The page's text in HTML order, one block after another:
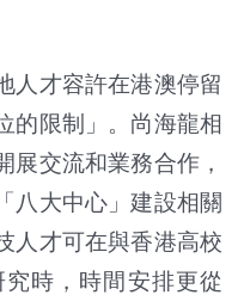
人才容許在港澳停留
的限制」。尚海龍相
展交流和業務合作，
八大中心」建設相關
人才可在與香港高校
時，時間安排更從